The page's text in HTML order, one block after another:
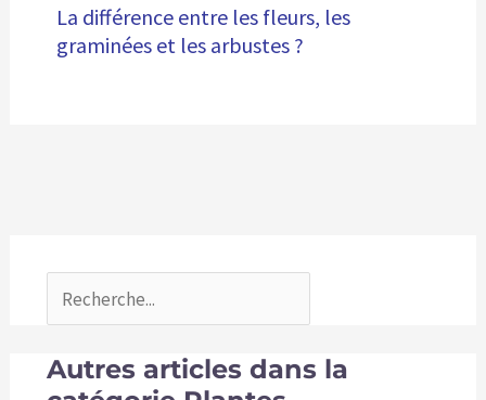
La différence entre les fleurs, les
graminées et les arbustes ?
Autres articles dans la